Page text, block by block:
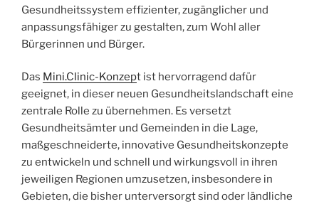
Gesundheitssystem effizienter, zugänglicher und
anpassungsfähiger zu gestalten, zum Wohl aller
Bürgerinnen und Bürger.
Das Mini.Clinic-Konzept ist hervorragend dafür
geeignet, in dieser neuen Gesundheitslandschaft eine
zentrale Rolle zu übernehmen. Es versetzt
Gesundheitsämter und Gemeinden in die Lage,
maßgeschneiderte, innovative Gesundheitskonzepte
zu entwickeln und schnell und wirkungsvoll in ihren
jeweiligen Regionen umzusetzen, insbesondere in
Gebieten, die bisher unterversorgt sind oder ländliche